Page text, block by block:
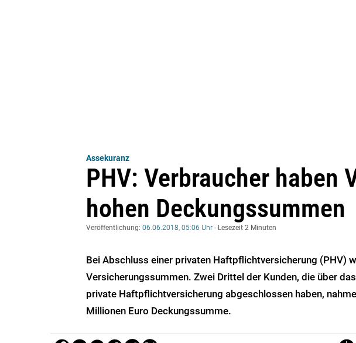
Assekuranz
PHV: Verbraucher haben
hohen Deckungssummen
Veröffentlichung: 06.06.2018, 05:06 Uhr - Lesezeit 2 Minuten
Bei Abschluss einer privaten Haftpflichtversicherung (PHV)
Versicherungssummen. Zwei Drittel der Kunden, die über
private Haftpflichtversicherung abgeschlossen haben,
Millionen Euro Deckungssumme.